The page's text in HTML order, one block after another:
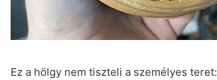
Ez a hölgy nem tiszteli a személyes teret: